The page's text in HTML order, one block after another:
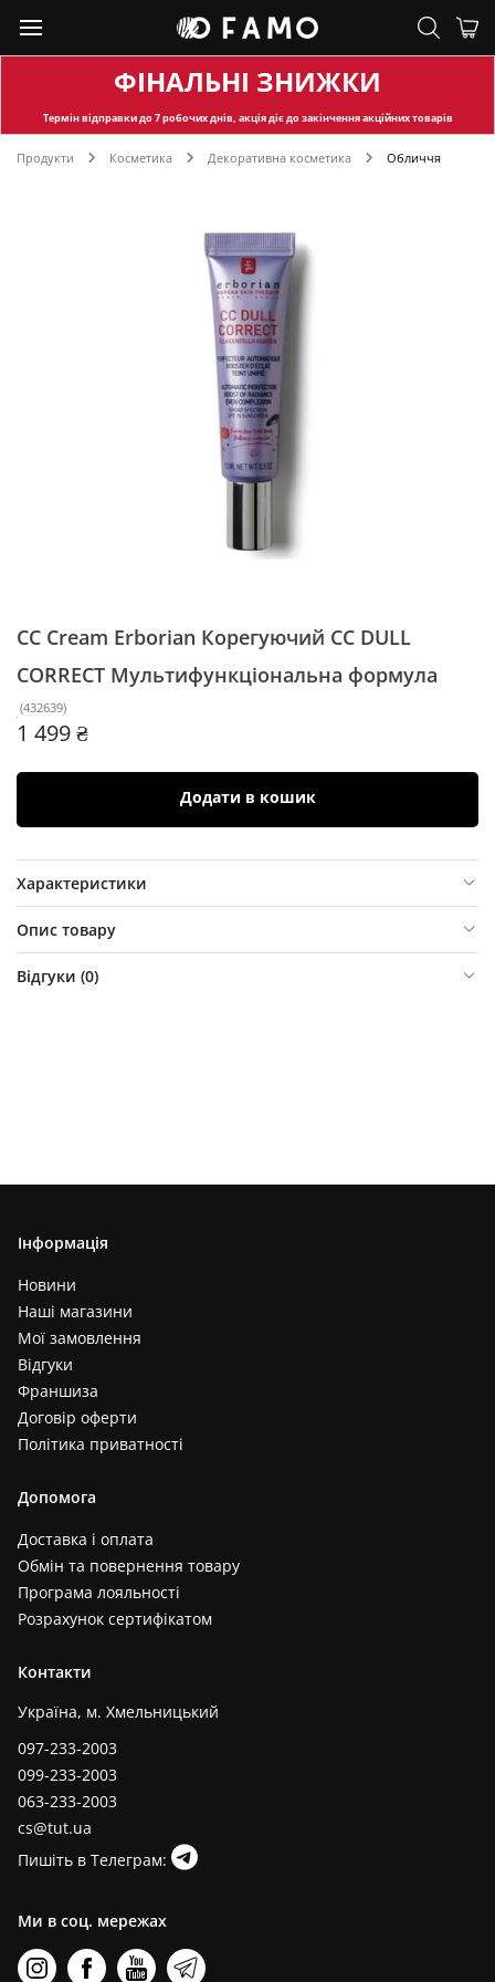
ФІНАЛЬНІ ЗНИЖКИ
Термін відправкидо 7 робочих днів, акція діє до закінчення акційних товарів
Продукти Косметика Декоративна косметика Обличчя
СС Cream Erborian Корегуючий CC DULL
CORRECT Мультифункціональна формула
(432639)
1 499 ₴
Додати в кошик
Характеристики
Опис товару
Відгуки (0)
Інформація
Новини
Наші магазини
Мої замовлення
Відгуки
Франшиза
Договір оферти
Політика приватності
Допомога
Доставка і оплата
Обмін та повернення товару
Програма лояльності
Розрахунок сертифікатом
Контакти
Україна, м. Хмельницький
097-233-2003
099-233-2003
063-233-2003
cs@tut.ua
Пишіть в Телеграм:
Ми в соц. мережах